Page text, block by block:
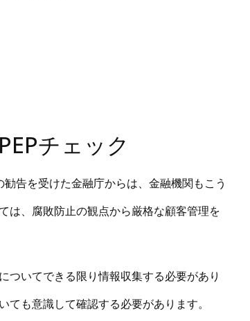
チェック
勧告を受けた金融庁からは、金融機関もこう
は、腐敗防止の観点から厳格な顧客管理を
ついてできる限り情報収集する必要があり
も意識して確認する必要があります。